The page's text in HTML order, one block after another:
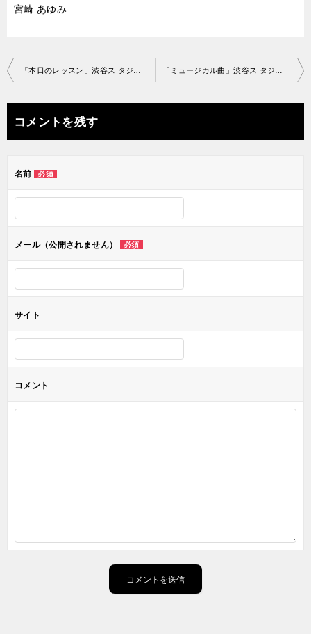
宮崎 あゆみ
投
ナ
ビ
ー
ン
「本日のレッスン」渋谷ス タジオ2018-3-2-no0006-1038 「ミュージカル曲」渋谷ス タジオ2018-3-5-no0006-1052
コメントを残す
名前 必須
メール（公開されません） 必須
サイト
コメント